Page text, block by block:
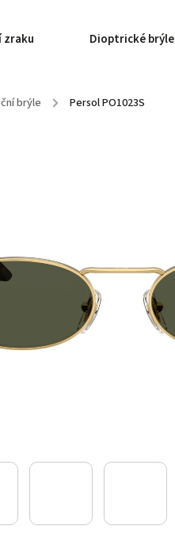
zraku Dioptrické brýle
brýle / Persol PO1023S